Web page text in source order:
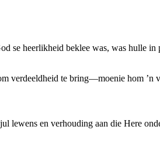
se heerlikheid beklee was, was hulle in
verdeeldheid te bring—moenie hom ’n
lewens en verhouding aan die Here